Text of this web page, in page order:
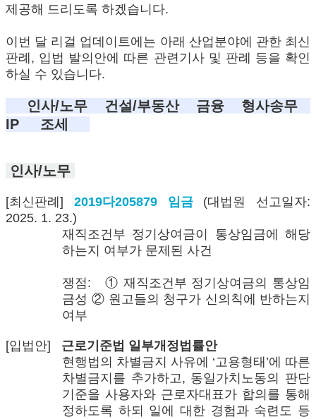
제공해 드리도록 하겠습니다.
이번 달 리걸 업데이트에는 아래 산업분야에 관한 최신
판례, 입법 발의안에 따른 관련기사 및 판례 등을 확인
하실 수 있습니다.
인사/노무 건설/부동산 금융 형사송무
IP 조세
인사/노무
[최신판례] 2019다205879 임금 (대법원 선고일자:
2025. 1. 23.)
재직조건부 정기상여금이 통상임금에 해당
하는지 여부가 문제된 사건
쟁점: ① 재직조건부 정기상여금의 통상임
금성 ② 원고들의 청구가 신의칙에 반하는지
여부
[입법안] 근로기준법 일부개정법률안
현행법의 차별금지 사유에 ‘고용형태’에 따른
차별금지를 추가하고, 동일가치노동의 판단
기준을 사용자와 근로자대표가 합의를 통해
정하도록 하되 일에 대한 경험과 숙련도 등